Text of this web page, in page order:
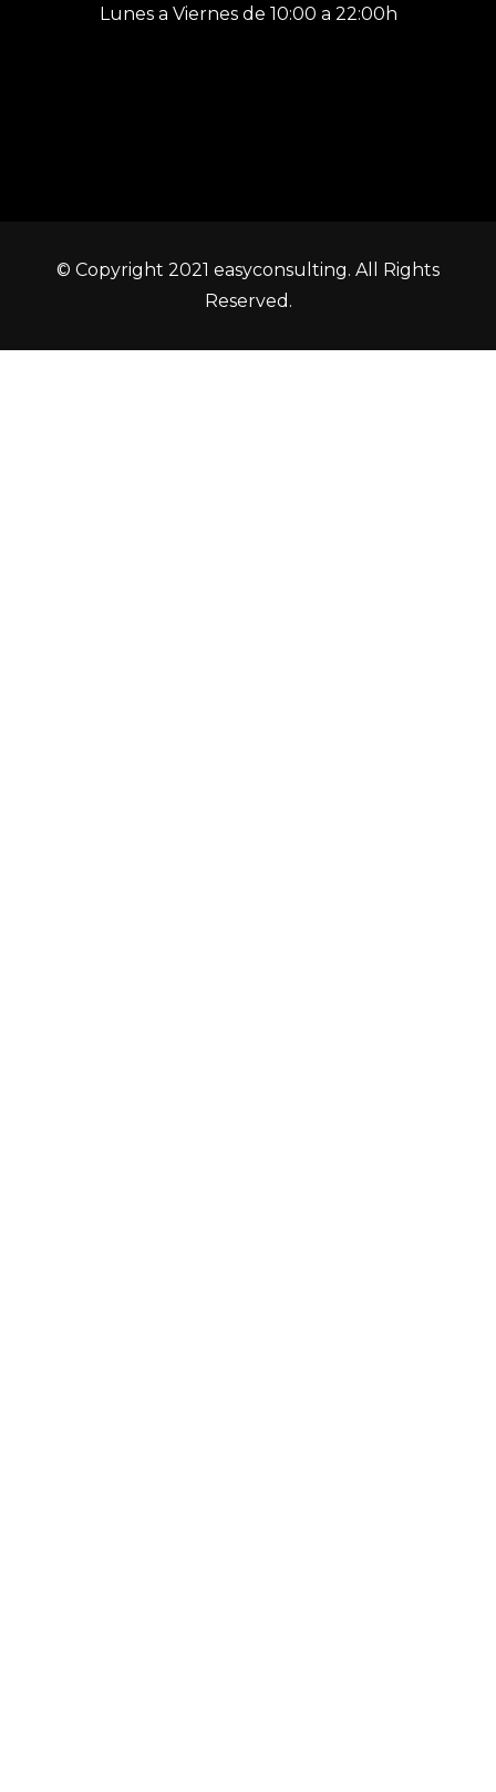
Lunes a Viernes de 10:00 a 22:00h
© Copyright 2021 easyconsulting. All Rights
Reserved.